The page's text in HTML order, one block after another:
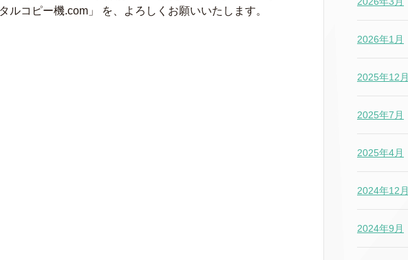
ルコピー機.com」 を、よろしくお願いいたします。
2026年1月
2025年12月
2025年7月
2025年4月
2024年12月
2024年9月